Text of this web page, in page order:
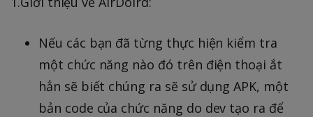
Nếu các bạn đã từng thực hiện kiểm tra
một chức năng nào đó trên điện thoại ắt
hẳn sẽ biết chúng ra sẽ sử dụng APK, một
bản code của chức năng do dev tạo ra để